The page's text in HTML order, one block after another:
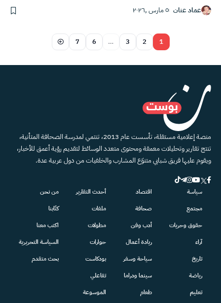
عماد عنان ٥ مارس ,٢٠٢٦
1
2
3
…
6
7
منصة إعلامية مستقلة، تأسست عام 2013، تنتمي لمدرسة الصحافة المتأنية،
تنتج تقارير وتحليلات معمقة ومحتوى متعدد الوسائط لتقديم رؤية أعمق للأخبار،
ويقوم عليها فريق شبابي متنوّع المشارب والخلفيات من دول عربية عدة.
سياسة
مجتمع
حقوق وحريات
آراء
تاريخ
رياضة
تعليم
اقتصاد
صحافة
أدب وفن
ريادة أعمال
سياحة وسفر
سينما ودراما
طعام
أحدث التقارير
ملفات
مطولات
حوارات
بودكاست
تفاعلي
الموسوعة
من نحن
كتّابنا
اكتب معنا
السياسة التحريرية
بحث متقدم